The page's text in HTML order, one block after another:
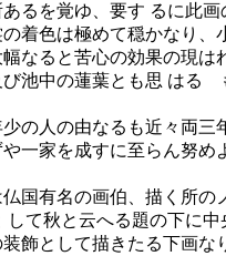
るを覚ゆ、要す るに此
着色は極めて穏かなり
なると苦心の効果の現
池中の蓮葉とも思 はる
の人の由なるも近々両
一家を成すに至らん努
国有名の画伯、描く所
して秋と云へる題の下に
飾として描きたる下画